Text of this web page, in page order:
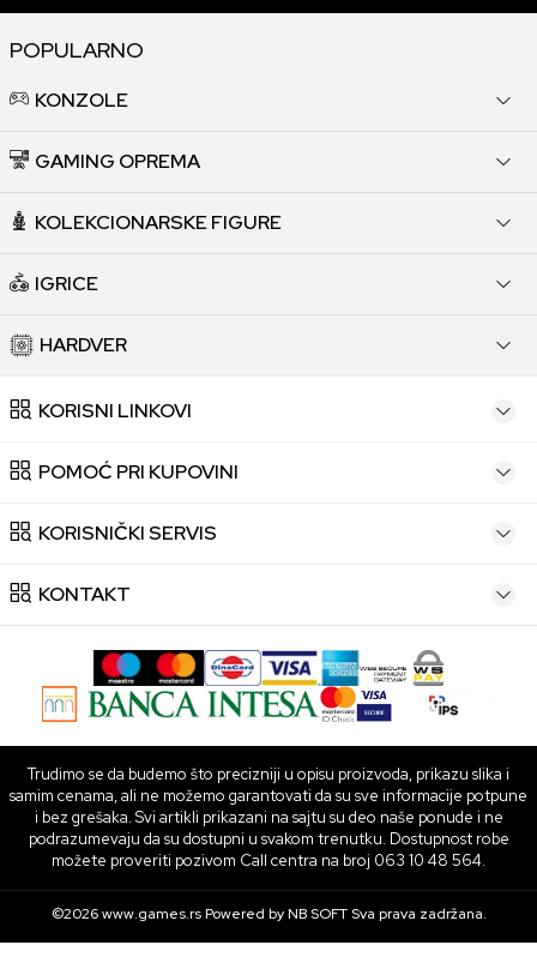
POPULARNO
KONZOLE
GAMING OPREMA
KOLEKCIONARSKE FIGURE
IGRICE
HARDVER
KORISNI LINKOVI
POMOĆ PRI KUPOVINI
KORISNIČKI SERVIS
KONTAKT
Trudimo se da budemo što precizniji u opisu proizvoda, prikazu slika i
samim cenama, ali ne možemo garantovati da su sve informacije potpune
i bez grešaka. Svi artikli prikazani na sajtu su deo naše ponude i ne
podrazumevaju da su dostupni u svakom trenutku. Dostupnost robe
možete proveriti pozivom Call centra na broj 063 10 48 564.
©2026www.games.rs Powered byNB SOFTSva prava zadržana.